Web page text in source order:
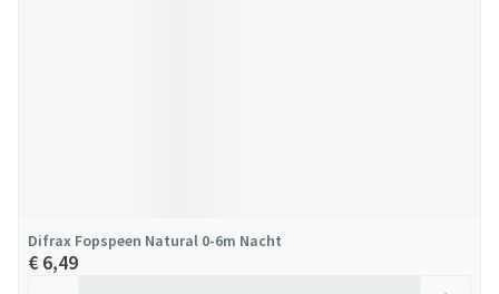
Difrax Fopspeen Natural 0-6m Nacht
€ 6,49